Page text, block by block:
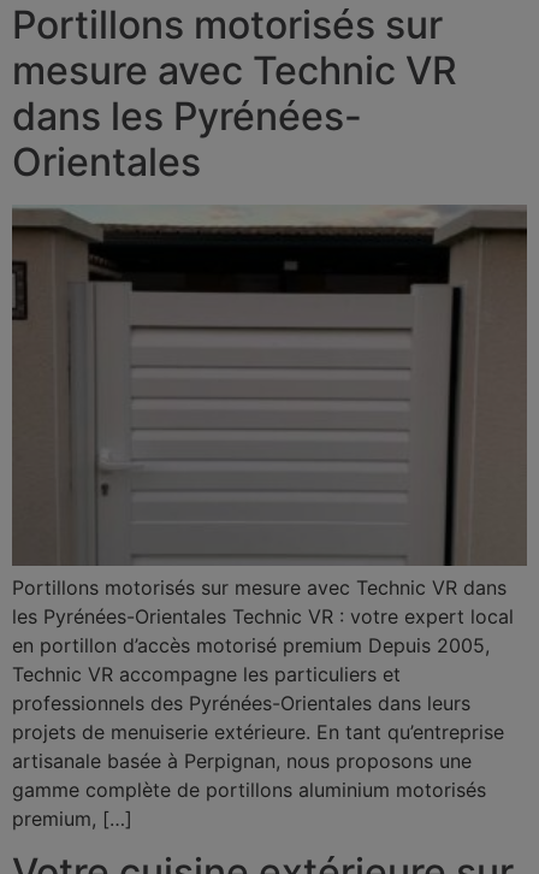
Portillons motorisés sur
mesure avec Technic VR
dans les Pyrénées-
Orientales
Portillons motorisés sur mesure avec Technic VR dans
les Pyrénées-Orientales Technic VR : votre expert local
en portillon d’accès motorisé premium Depuis 2005,
Technic VR accompagne les particuliers et
professionnels des Pyrénées-Orientales dans leurs
projets de menuiserie extérieure. En tant qu’entreprise
artisanale basée à Perpignan, nous proposons une
gamme complète de portillons aluminium motorisés
premium, […]